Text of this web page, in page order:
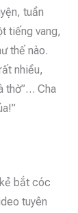
tuần
tiếng vang,
thế nào.
nhiều,
thờ”… Cha
bắt cóc
tuyên